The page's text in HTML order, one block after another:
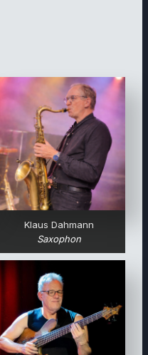
Klaus Dahmann
Saxophon